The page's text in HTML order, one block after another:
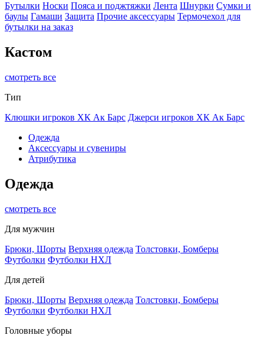
Бутылки Носки Пояса и поджтяжки Лента Шнурки Сумки и
баулы Гамаши Защита Прочие аксессуары Термочехол для
бутылки на заказ
Кастом
смотреть все
Тип
Клюшки игроков ХК Ак Барс Джерси игроков ХК Ак Барс
Одежда
Аксессуары и сувениры
Атрибутика
Одежда
смотреть все
Для мужчин
Брюки, Шорты Верхняя одежда Толстовки, Бомберы
Футболки Футболки НХЛ
Для детей
Брюки, Шорты Верхняя одежда Толстовки, Бомберы
Футболки Футболки НХЛ
Головные уборы